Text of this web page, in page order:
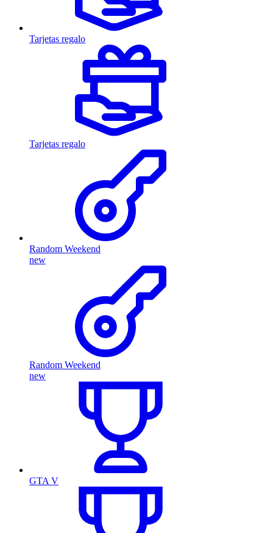
Tarjetas regalo
Tarjetas regalo
Random Weekend
new
Random Weekend
new
GTA V